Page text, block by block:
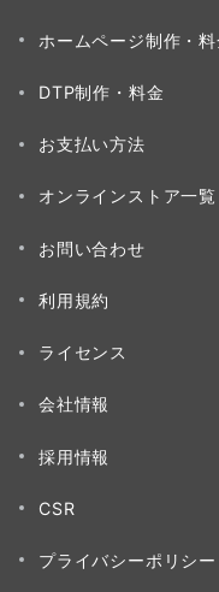
ホームページ制作・料
DTP制作・料金
お支払い方法
オンラインストア一覧
お問い合わせ
利用規約
ライセンス
会社情報
採用情報
CSR
プライバシーポリシー